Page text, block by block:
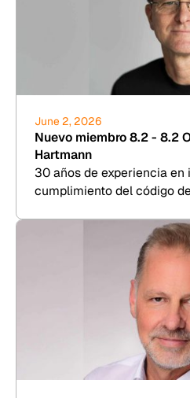
June 2, 2026
Nuevo miembro 8.2 - 8.2
Hartmann
30 años de experiencia en
cumplimiento del código